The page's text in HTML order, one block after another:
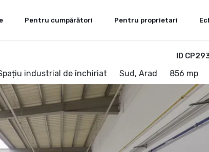
Pentru cumpărători Pentru proprietari
ID
industrial de închiriat Sud, Arad 856 mp